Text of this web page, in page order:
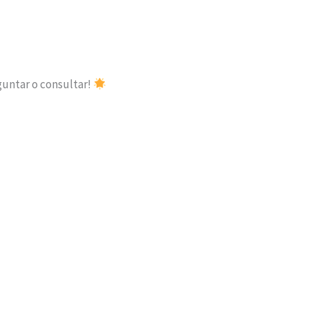
o consultar!